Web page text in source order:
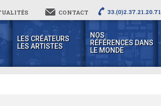
CONTACT 33.(0)2.37.21.20.71
LES CRÉATEURS
LES ARTISTES
NOS
RÉFÉRENCES DANS
LE MONDE